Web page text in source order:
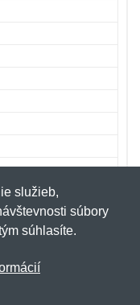
služieb,
súbory
súhlasíte.